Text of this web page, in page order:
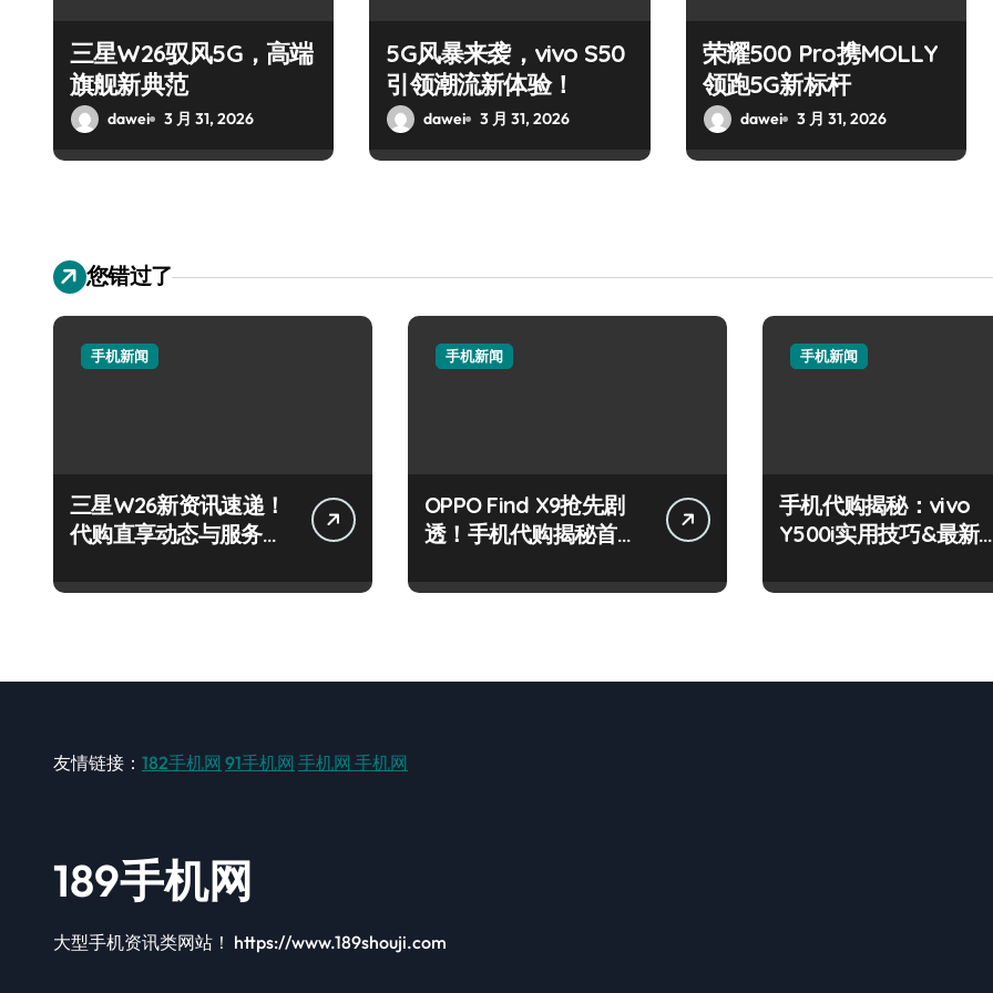
三星W26驭风5G，高端
旗舰新典范
dawei 3 月 31, 2026
5G风暴来袭，vivo S50
引领潮流新体验！
dawei 3 月 31, 2026
荣耀500 Pro携MOLLY
领跑5G新标杆
dawei 3 月 31, 2026
您错过了
手机新闻
三星W26新资讯速递！
代购直享动态与服务全
手机新闻
OPPO Find X9抢先剧
透！手机代购揭秘首批
手机新闻
手机代购揭秘：vivo
Y500i实用技巧&最新
友情链接： 182手机网 91手机网 手机网 手机网
189手机网
大型手机资讯类网站！ https://www.189shouji.com